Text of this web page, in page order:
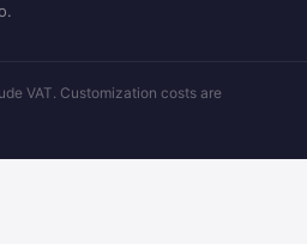
VAT. Customization costs are